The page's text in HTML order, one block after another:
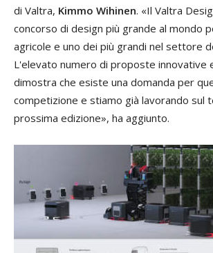
di Valtra, Kimmo Wihinen. «Il Valtra
concorso di design più grande al mondo
agricole e uno dei più grandi nel settore
L'elevato numero di proposte innovative
dimostra che esiste una domanda per
competizione e stiamo già lavorando sul
prossima edizione», ha aggiunto.